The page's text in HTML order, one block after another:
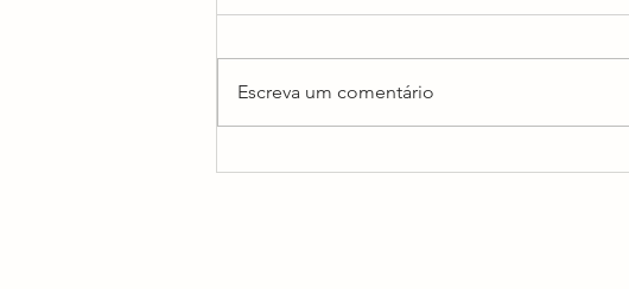
Como prevenir infecções
Escreva um comentário